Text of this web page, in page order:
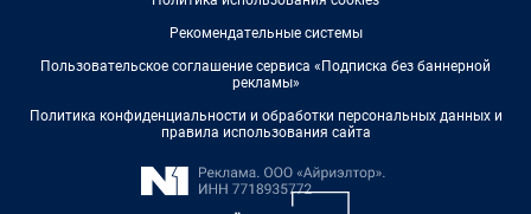
Рекомендательные системы
Пользовательское соглашение сервиса «Подписка без баннерной
рекламы»
Политика конфиденциальности и обработки персональных данных и
правила использования сайта